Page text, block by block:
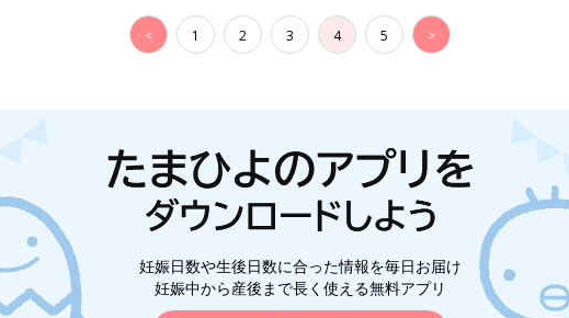
< 1 2 3 4 5 >
妊娠日数や生後日数に合った情報を毎日お届け
妊娠中から産後まで長く使える無料アプリ